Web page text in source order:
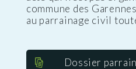
commune des
au parrainage civil
Dossier